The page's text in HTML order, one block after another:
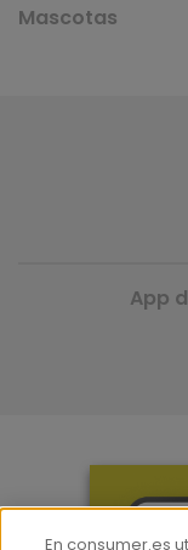
Mascotas
App
En consumer.es